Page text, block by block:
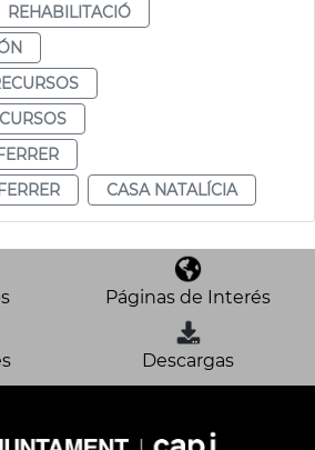
REHABILITACIÓ
CASA NATALÍCIA
Páginas de Interés
Descargas